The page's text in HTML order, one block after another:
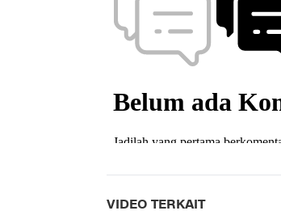
VIDEO TERKAIT